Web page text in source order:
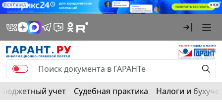
РЕКЛАМА
Бюджетный учет Судебная практика Налоги и